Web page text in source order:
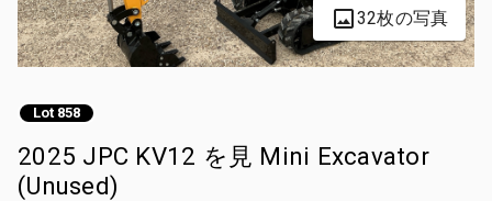
32枚の写真
Lot 858
2025 JPC KV12 を見 Mini Excavator
(Unused)